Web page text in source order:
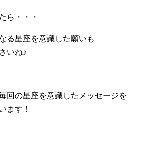
ら・・・
る星座を意識した願いも
いね♪
回の星座を意識したメッセージを
ます！